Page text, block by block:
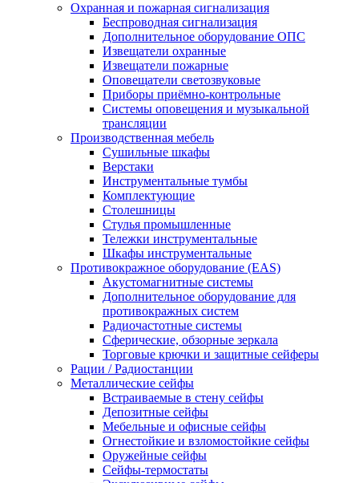
Охранная и пожарная сигнализация
Беспроводная сигнализация
Дополнительное оборудование ОПС
Извещатели охранные
Извещатели пожарные
Оповещатели светозвуковые
Приборы приёмно-контрольные
Системы оповещения и музыкальной
трансляции
Производственная мебель
Cушильные шкафы
Верстаки
Инструментальные тумбы
Комплектующие
Столешницы
Стулья промышленные
Тележки инструментальные
Шкафы инструментальные
Противокражное оборудование (EAS)
Акустомагнитные системы
Дополнительное оборудование для
противокражных систем
Радиочастотные системы
Сферические, обзорные зеркала
Торговые крючки и защитные сейферы
Рации / Радиостанции
Металлические сейфы
Встраиваемые в стену сейфы
Депозитные сейфы
Мебельные и офисные сейфы
Огнестойкие и взломостойкие сейфы
Оружейные сейфы
Сейфы-термостаты